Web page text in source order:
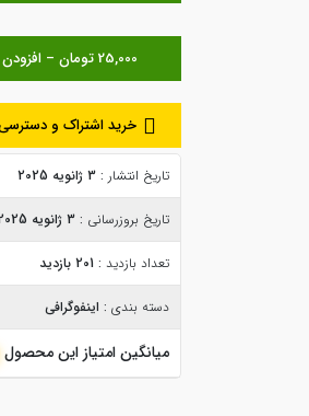
خرید اشتراک و
تاریخ انتشار : 3 ژانویه 2025
تاریخ بروزرسانی : 3 ژانویه 2025
تعداد بازدید : 201 بازدید
دسته بندی : اینفوگرافی
میانگین امتیاز این محصول